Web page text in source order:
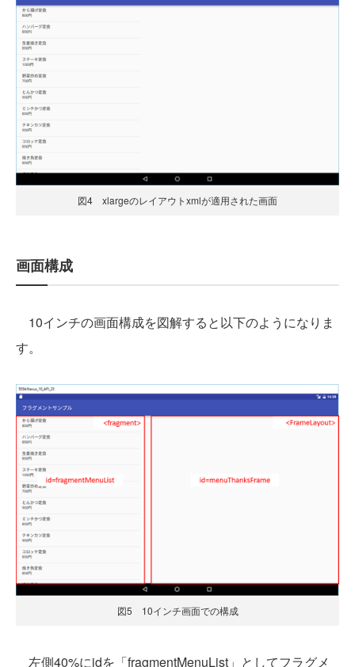
図4 xlargeのレイアウトxmlが適用された画面
画面構成
10インチの画面構成を図解すると以下のようになりま
す。
図5 10インチ画面での構成
左側40%にidを「fragmentMenuList」としてフラグメ